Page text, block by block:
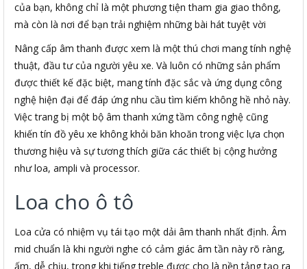
của bạn, không chỉ là một phương tiện tham gia giao thông,
mà còn là nơi để bạn trải nghiệm những bài hát tuyệt vời
Nâng cấp âm thanh được xem là một thú chơi mang tính nghệ
thuật, đầu tư của người yêu xe. Và luôn có những sản phẩm
được thiết kế đặc biệt, mang tính đặc sắc và ứng dụng công
nghệ hiện đại để đáp ứng nhu cầu tìm kiếm không hề nhỏ này.
Việc trang bị một bộ âm thanh xứng tầm công nghệ cũng
khiến tín đồ yêu xe không khỏi băn khoăn trong việc lựa chọn
thương hiệu và sự tương thích giữa các thiết bị cộng hưởng
như loa, ampli và processor.
Loa cho ô tô
Loa cửa có nhiệm vụ tái tạo một dải âm thanh nhất định. Âm
mid chuẩn là khi người nghe có cảm giác âm tần này rõ ràng,
ấm, dễ chịu, trong khi tiếng treble được cho là nền tảng tạo ra